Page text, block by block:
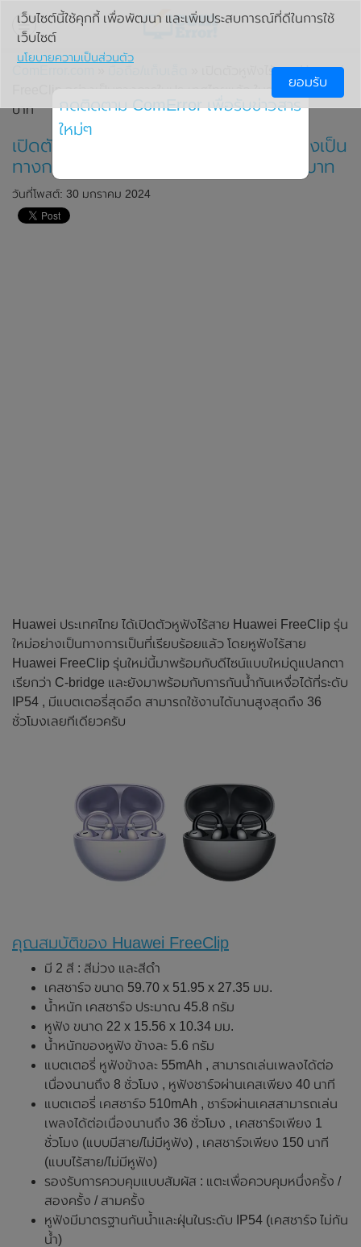
» เปิดตัวหูฟังไร้สาย Huawei
FreeClip อย่างเป็นทางการในประเทศไทยแล้ว ในราคา 6,490
บาท
เปิดตัวหูฟังไร้สาย Huawei FreeClip อย่างเป็น
ทางการในประเทศไทยแล้ว ในราคา 6,490 บาท
วันที่โพสต์: 30 มกราคม 2024
Huawei ประเทศไทย ได้เปิดตัวหูฟังไร้สาย Huawei FreeClip รุ่น
ใหม่อย่างเป็นทางการเป็นที่เรียบร้อยแล้ว โดยหูฟังไร้สาย
Huawei FreeClip รุ่นใหม่นี้มาพร้อมกับดีไซน์แบบใหม่ดูแปลกตา
เรียกว่า C-bridge และยังมาพร้อมกับการกันน้ำกันเหงื่อได้ที่ระดับ
IP54 , มีแบตเตอรี่สุดอึด สามารถใช้งานได้นานสูงสุดถึง 36
ชั่วโมงเลยทีเดียวครับ
คุณสมบัติของ Huawei FreeClip
มี 2 สี : สีม่วง และสีดำ
เคสชาร์จ ขนาด 59.70 x 51.95 x 27.35 มม.
น้ำหนัก เคสชาร์จ ประมาณ 45.8 กรัม
หูฟัง ขนาด 22 x 15.56 x 10.34 มม.
น้ำหนักของหูฟัง ข้างละ 5.6 กรัม
แบตเตอรี่ หูฟังข้างละ 55mAh , สามารถเล่นเพลงได้ต่อ
เนื่องนานถึง 8 ชั่วโมง , หูฟังชาร์จผ่านเคสเพียง 40 นาที
แบตเตอรี่ เคสชาร์จ 510mAh , ชาร์จผ่านเคสสามารถเล่น
เพลงได้ต่อเนื่องนานถึง 36 ชั่วโมง , เคสชาร์จเพียง 1
ชั่วโมง (แบบมีสาย/ไม่มีหูฟัง) , เคสชาร์จเพียง 150 นาที
(แบบไร้สาย/ไม่มีหูฟัง)
รองรับการควบคุมแบบสัมผัส : แตะเพื่อควบคุมหนึ่งครั้ง /
สองครั้ง / สามครั้ง
หูฟังมีมาตรฐานกันน้ำและฝุ่นในระดับ IP54 (เคสชาร์จ ไม่กัน
น้ำ)
เว็บไซต์นี้ใช้คุกกี้ เพื่อพัฒนา และเพิ่มประสบการณ์ที่ดีในการใช้
เว็บไซต์
นโยบายความเป็นส่วนตัว
ยอมรับ
กดติดตาม ComError เพื่อรับข่าวสาร
ใหม่ๆ